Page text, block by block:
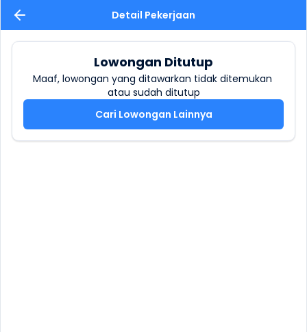
Detail Pekerjaan
Lowongan Ditutup
Maaf, lowongan yang ditawarkan tidak ditemukan
atau sudah ditutup
Cari Lowongan Lainnya